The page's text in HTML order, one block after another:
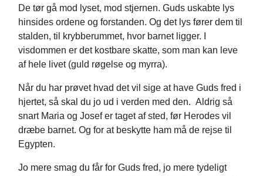
De tør gå mod lyset, mod stjernen. Guds uskabte lys
hinsides ordene og forstanden. Og det lys fører dem til
stalden, til krybberummet, hvor barnet ligger. I
visdommen er det kostbare skatte, som man kan leve
af hele livet (guld røgelse og myrra).
Når du har prøvet hvad det vil sige at have Guds fred i
hjertet, så skal du jo ud i verden med den. Aldrig så
snart Maria og Josef er taget af sted, før Herodes vil
dræbe barnet. Og for at beskytte ham må de rejse til
Egypten.
Jo mere smag du får for Guds fred, jo mere tydeligt